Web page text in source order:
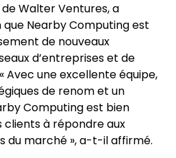
Walter Ventures, a
Nearby Computing est
de nouveaux
d’entreprises et de
Avec une excellente équipe,
de renom et un
Computing est bien
clients à répondre aux
du marché », a-t-il affirmé.